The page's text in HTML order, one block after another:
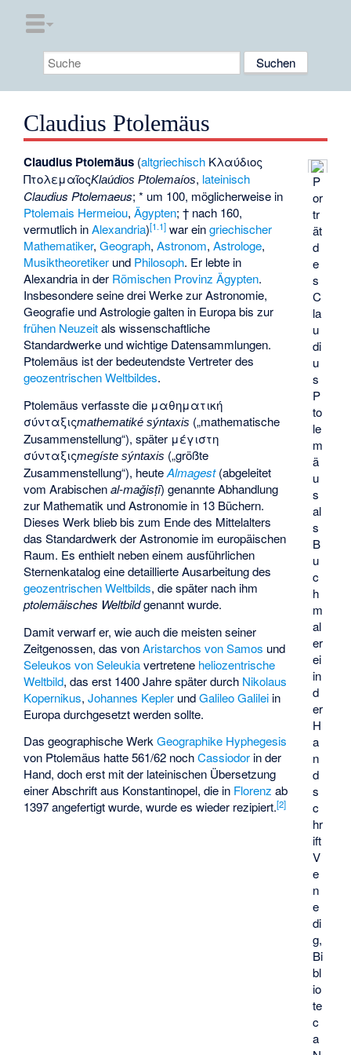
Claudius Ptolemäus
P
or
tr
ät
d
e
s
C
la
u
di
u
s
P
to
le
m
ä
u
s
al
s
B
u
c
h
m
al
er
ei
in
d
er
H
a
n
d
s
c
hr
ift
V
e
n
e
di
g,
Bi
bl
io
te
c
a
Claudius Ptolemäus (altgriechisch Κλαύδιος
ΠτολεμαῖοςKlaúdios Ptolemaíos, lateinisch
Claudius Ptolemaeus; * um 100, möglicherweise in
Ptolemais Hermeiou,Ägypten; † nach 160,
vermutlich inAlexandria)[1.1] war eingriechischer
Mathematiker,Geograph,Astronom,Astrologe,
Musiktheoretiker und Philosoph. Er lebte in
Alexandria in der Römischen Provinz Ägypten.
Insbesondere seine drei Werke zur Astronomie,
Geografie und Astrologie galten in Europa bis zur
frühen Neuzeitals wissenschaftliche
Standardwerke und wichtige Datensammlungen.
Ptolemäus ist der bedeutendste Vertreter des
geozentrischen Weltbildes.
Ptolemäus verfasste die μαθηματική
σύνταξιςmathematiké sýntaxis („mathematische
Zusammenstellung“), später μέγιστη
σύνταξιςmegíste sýntaxis („größte
Zusammenstellung“), heuteAlmagest(abgeleitet
vom Arabischenal-maǧisṭī) genannte Abhandlung
zur Mathematik und Astronomie in 13 Büchern.
Dieses Werk blieb bis zum Ende des Mittelalters
das Standardwerk der Astronomie im europäischen
Raum. Es enthielt neben einem ausführlichen
Sternenkatalog eine detaillierte Ausarbeitung des
geozentrischen Weltbilds, die später nach ihm
ptolemäisches Weltbildgenannt wurde.
Damit verwarf er, wie auch die meisten seiner
Zeitgenossen, das vonAristarchos von Samos und
Seleukos von Seleukiavertretene heliozentrische
Weltbild, das erst 1400 Jahre später durch Nikolaus
Kopernikus,Johannes Kepler undGalileo Galilei in
Europa durchgesetzt werden sollte.
Das geographische WerkGeographike Hyphegesis
von Ptolemäus hatte 561/62 nochCassiodor in der
Hand, doch erst mit der lateinischen Übersetzung
einer Abschrift aus Konstantinopel, die in Florenz ab
1397 angefertigt wurde, wurde es wieder rezipiert.[2]